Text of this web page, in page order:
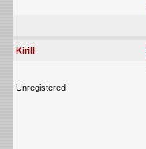
Kirill
Unregistered